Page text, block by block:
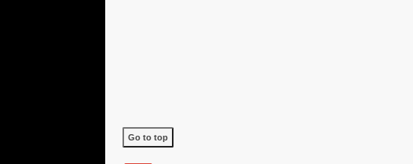
Go to top